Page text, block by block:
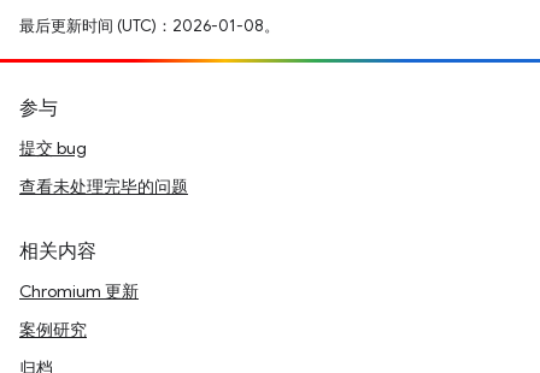
最后更新时间 (UTC)：2026-01-08。
参与
提交 bug
查看未处理完毕的问题
相关内容
Chromium 更新
案例研究
归档